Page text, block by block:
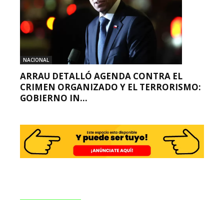
NACIONAL
ARRAU DETALLÓ AGENDA CONTRA EL
CRIMEN ORGANIZADO Y EL TERRORISMO:
GOBIERNO IN...